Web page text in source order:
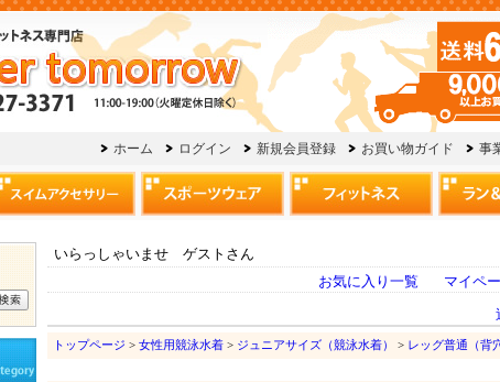
いらっしゃいませ ゲストさん
お気に入り一覧
マイペ
トップページ > 女性用競泳水着 > ジュニアサイズ（競泳水着） > レッグ普通（背